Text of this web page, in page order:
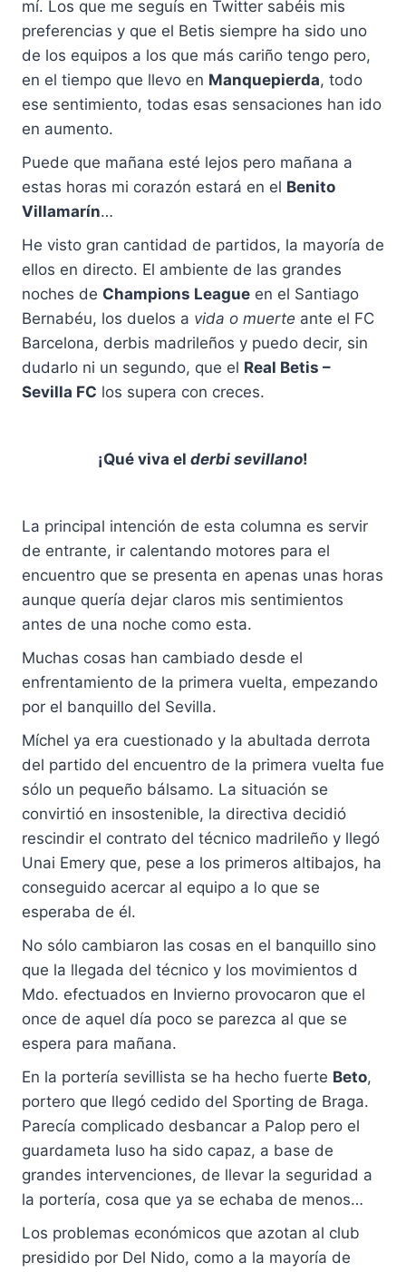
mí. Los que me seguís en Twitter sabéis mis
preferencias y que el Betis siempre ha sido uno
de los equipos a los que más cariño tengo pero,
en el tiempo que llevo en Manquepierda, todo
ese sentimiento, todas esas sensaciones han ido
en aumento.
Puede que mañana esté lejos pero mañana a
estas horas mi corazón estará en el Benito
Villamarín…
He visto gran cantidad de partidos, la mayoría de
ellos en directo. El ambiente de las grandes
noches de Champions League en el Santiago
Bernabéu, los duelos a vida o muerte ante el FC
Barcelona, derbis madrileños y puedo decir, sin
dudarlo ni un segundo, que el Real Betis –
Sevilla FC los supera con creces.
¡Qué viva el derbi sevillano!
La principal intención de esta columna es servir
de entrante, ir calentando motores para el
encuentro que se presenta en apenas unas horas
aunque quería dejar claros mis sentimientos
antes de una noche como esta.
Muchas cosas han cambiado desde el
enfrentamiento de la primera vuelta, empezando
por el banquillo del Sevilla.
Míchel ya era cuestionado y la abultada derrota
del partido del encuentro de la primera vuelta fue
sólo un pequeño bálsamo. La situación se
convirtió en insostenible, la directiva decidió
rescindir el contrato del técnico madrileño y llegó
Unai Emery que, pese a los primeros altibajos, ha
conseguido acercar al equipo a lo que se
esperaba de él.
No sólo cambiaron las cosas en el banquillo sino
que la llegada del técnico y los movimientos d
Mdo. efectuados en Invierno provocaron que el
once de aquel día poco se parezca al que se
espera para mañana.
En la portería sevillista se ha hecho fuerte Beto,
portero que llegó cedido del Sporting de Braga.
Parecía complicado desbancar a Palop pero el
guardameta luso ha sido capaz, a base de
grandes intervenciones, de llevar la seguridad a
la portería, cosa que ya se echaba de menos…
Los problemas económicos que azotan al club
presidido por Del Nido, como a la mayoría de